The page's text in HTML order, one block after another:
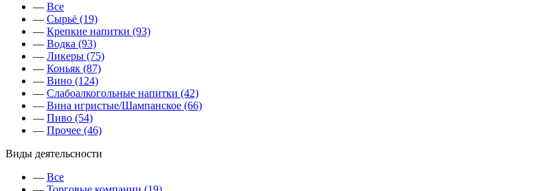
— Все
— Сырьё (19)
— Крепкие напитки (93)
— Водка (93)
— Ликеры (75)
— Коньяк (87)
— Вино (124)
— Слабоалкогольные напитки (42)
— Вина игристые/Шампанское (66)
— Пиво (54)
— Прочее (46)
Виды деятельсности
— Все